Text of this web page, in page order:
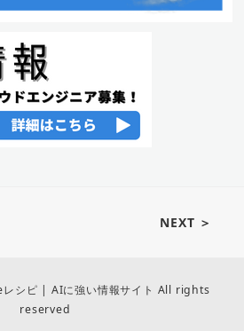
NEXT ＞
シピ | AIに強い情報サイト All rights
reserved